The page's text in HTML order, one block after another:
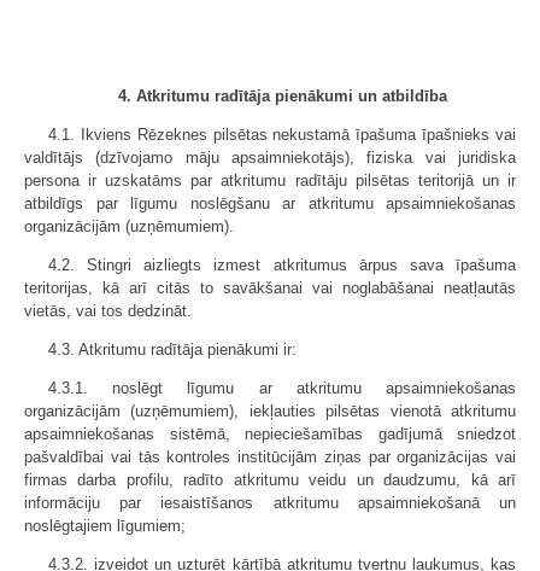
4. Atkritumu radītāja pienākumi un atbildība
4.1. Ikviens Rēzeknes pilsētas nekustamā īpašuma īpašnieks vai
valdītājs (dzīvojamo māju apsaimniekotājs), fiziska vai juridiska
persona ir uzskatāms par atkritumu radītāju pilsētas teritorijā un ir
atbildīgs par līgumu noslēgšanu ar atkritumu apsaimniekošanas
organizācijām (uzņēmumiem).
4.2. Stingri aizliegts izmest atkritumus ārpus sava īpašuma
teritorijas, kā arī citās to savākšanai vai noglabāšanai neatļautās
vietās, vai tos dedzināt.
4.3. Atkritumu radītāja pienākumi ir:
4.3.1. noslēgt līgumu ar atkritumu apsaimniekošanas
organizācijām (uzņēmumiem), iekļauties pilsētas vienotā atkritumu
apsaimniekošanas sistēmā, nepieciešamības gadījumā sniedzot
pašvaldībai vai tās kontroles institūcijām ziņas par organizācijas vai
firmas darba profilu, radīto atkritumu veidu un daudzumu, kā arī
informāciju par iesaistīšanos atkritumu apsaimniekošanā un
noslēgtajiem līgumiem;
4.3.2. izveidot un uzturēt kārtībā atkritumu tvertņu laukumus, kas